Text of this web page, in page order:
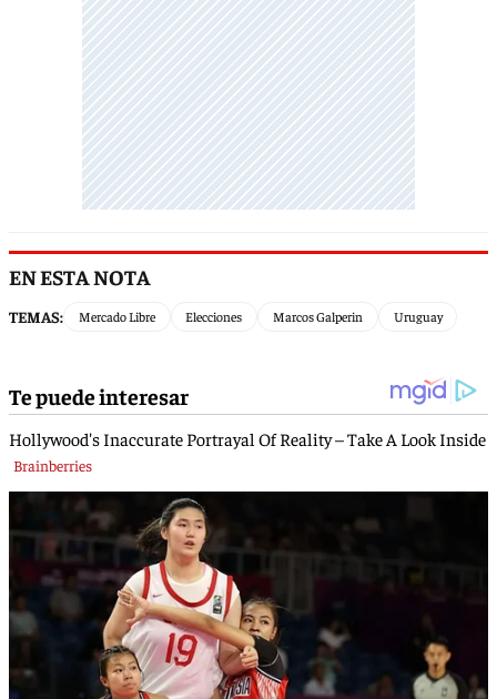
EN ESTA NOTA
TEMAS: Mercado Libre Elecciones Marcos Galperin Uruguay